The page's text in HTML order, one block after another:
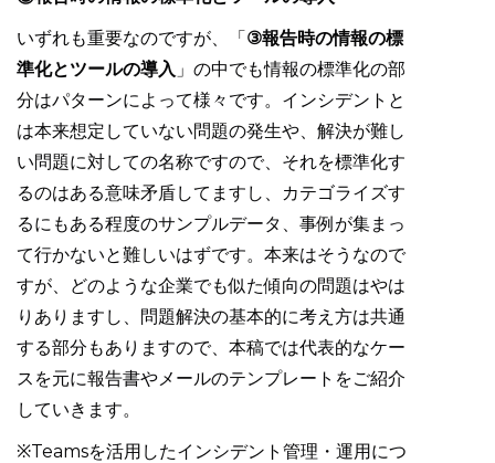
いずれも重要なのですが、「③報告時の情報の標
準化とツールの導入 」の中でも情報の標準化の部
分はパターンによって様々です。インシデントと
は本来想定していない問題の発生や、解決が難し
い問題に対しての名称ですので、それを標準化す
るのはある意味矛盾してますし、カテゴライズす
るにもある程度のサンプルデータ、事例が集まっ
て行かないと難しいはずです。本来はそうなので
すが、どのような企業でも似た傾向の問題はやは
りありますし、問題解決の基本的に考え方は共通
する部分もありますので、本稿では代表的なケー
スを元に報告書やメールのテンプレートをご紹介
していきます。
※Teamsを活用したインシデント管理・運用につ